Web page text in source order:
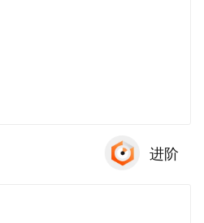
进阶